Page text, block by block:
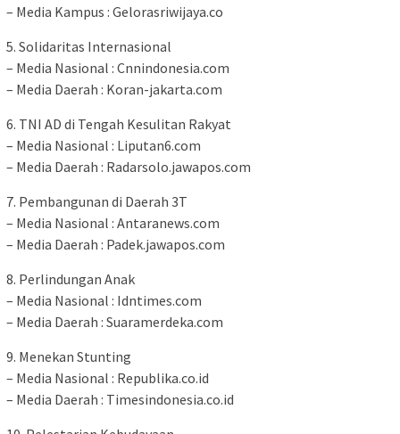
– Media Kampus : Gelorasriwijaya.co
5. Solidaritas Internasional
– Media Nasional : Cnnindonesia.com
– Media Daerah : Koran-jakarta.com
6. TNI AD di Tengah Kesulitan Rakyat
– Media Nasional : Liputan6.com
– Media Daerah : Radarsolo.jawapos.com
7. Pembangunan di Daerah 3T
– Media Nasional : Antaranews.com
– Media Daerah : Padek.jawapos.com
8. Perlindungan Anak
– Media Nasional : Idntimes.com
– Media Daerah : Suaramerdeka.com
9. Menekan Stunting
– Media Nasional : Republika.co.id
– Media Daerah : Timesindonesia.co.id